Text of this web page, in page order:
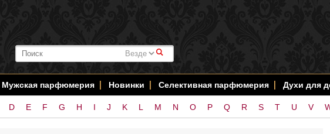
#
Мужская парфюмерия Новинки Селективная парфюмерия Духи для
D E F G H I J K L M N O P Q R S T U V